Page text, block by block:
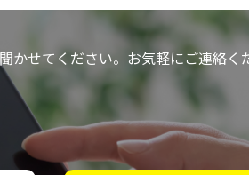
かせてください。お気軽にご連絡く